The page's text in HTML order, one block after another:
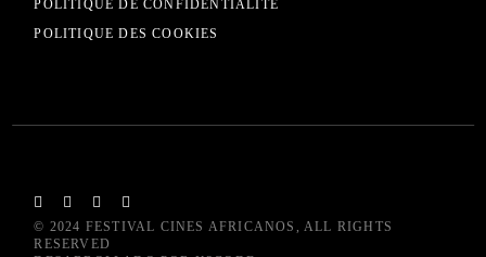
POLITIQUE DE CONFIDENTIALITÉ
POLITIQUE DES COOKIES
© 2024 FESTIVAL CINES AFRICANOS , ALL RIGHTS
RESERVED